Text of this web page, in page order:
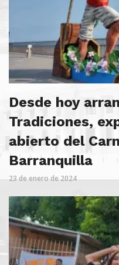
Desde hoy
Tradiciones,
abierto del
Barranquilla
23 de enero de 2024